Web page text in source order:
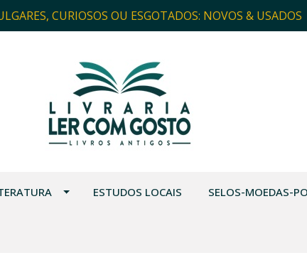
CURIOSOS OU ESGOTADOS: NOVOS & USADOS
ESTUDOS LOCAIS SELOS-MOEDAS-